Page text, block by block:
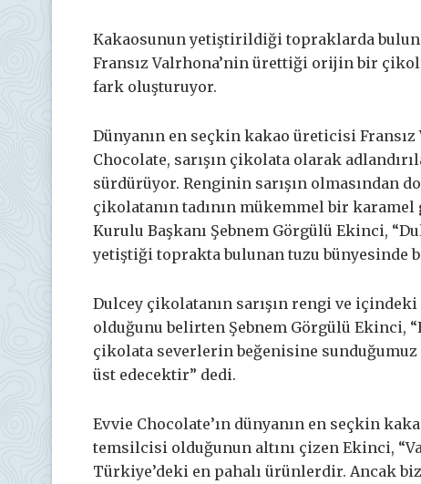
Kakaosunun yetiştirildiği topraklarda
Fransız Valrhona’nin ürettiği orijin bir
fark oluşturuyor.
Dünyanın en seçkin kakao üreticisi
Chocolate, sarışın çikolata olarak
sürdürüyor. Renginin sarışın olmasından
çikolatanın tadının mükemmel bir
Kurulu Başkanı Şebnem Görgülü Ekinci,
yetiştiği toprakta bulunan tuzu bünyesinde
Dulcey çikolatanın sarışın rengi ve
olduğunu belirten Şebnem Görgülü Ekinci,
çikolata severlerin beğenisine
üst edecektir” dedi.
Evvie Chocolate’ın dünyanın en seçkin
temsilcisi olduğunun altını çizen Ekinci,
Türkiye’deki en pahalı ürünlerdir. Ancak